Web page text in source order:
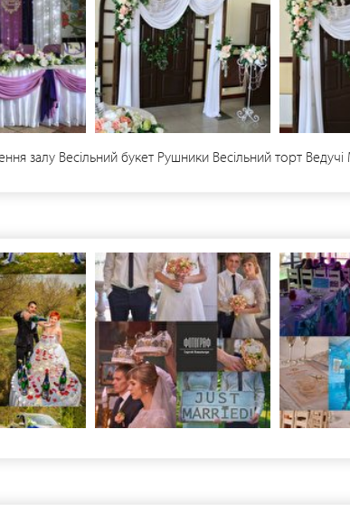
залу Весільний букет Рушники Весільний торт